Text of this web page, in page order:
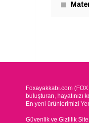
Foxayakkabi.com
buluşturan,
En yeni ürünlerimizi
Güvenlik ve Gizlilik